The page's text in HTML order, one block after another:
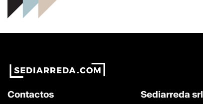
Contactos Sediarreda srl